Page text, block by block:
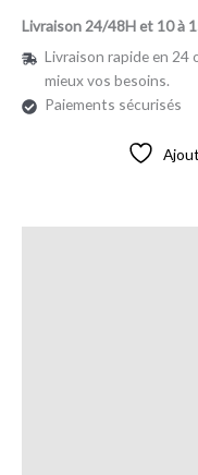
Livraison 24/48H et 10 à
Livraison rapide en 24
mieux vos besoins.
Paiements sécurisés